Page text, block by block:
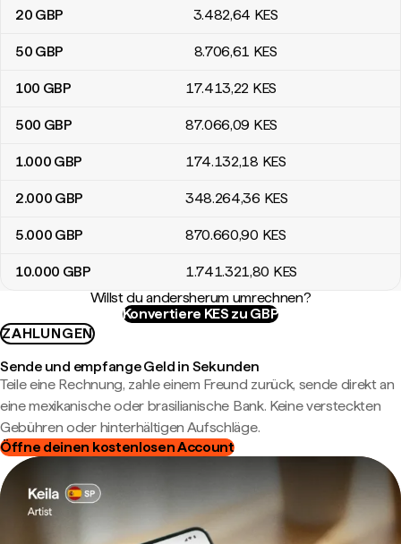
20 GBP 3.482,64 KES
50 GBP 8.706,61 KES
100 GBP 17.413,22 KES
500 GBP 87.066,09 KES
1.000 GBP 174.132,18 KES
2.000 GBP 348.264,36 KES
5.000 GBP 870.660,90 KES
10.000 GBP 1.741.321,80 KES
Willst du andersherum umrechnen?
Konvertiere KES zu GBP
ZAHLUNGEN
Sende und empfange Geld in Sekunden
Teile eine Rechnung, zahle einem Freund zurück, sende direkt an
eine mexikanische oder brasilianische Bank. Keine versteckten
Gebühren oder hinterhältigen Aufschläge.
Öffne deinen kostenlosen Account